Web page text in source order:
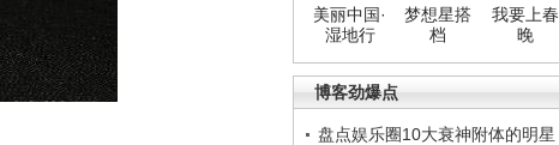
美丽中国·
湿地行
梦想星搭
档
我要上春
晚
博客劲爆点
盘点娱乐圈10大衰神附体的明星